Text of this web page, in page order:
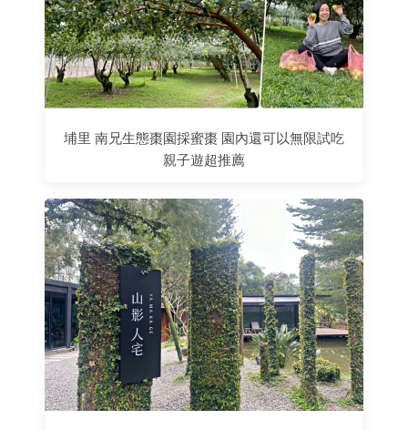
埔里 南兄生態棗園採蜜棗 園內還可以無限試吃
親子遊超推薦